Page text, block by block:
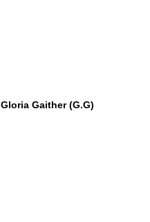
Gloria Gaither (G.G)